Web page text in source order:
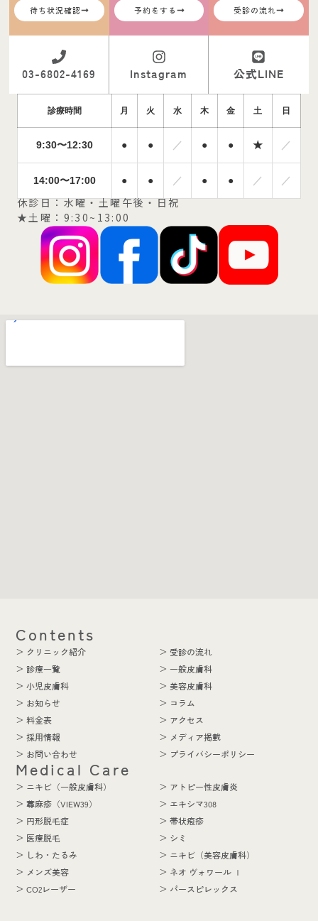
待ち状況確認 予約をする 受診の流れ
03-6802-4169 Instagram 公式LINE
診療時間 月 火 水 木 金 土 日
9:30〜12:30 ● ● ／ ● ● ★ ／
14:00〜17:00 ● ● ／ ● ● ／ ／
休診日：水曜・土曜午後・日祝
★土曜：9:30~13:00
Contents
＞ クリニック紹介
＞ 受診の流れ
＞ 診療一覧
＞ 一般皮膚科
＞ 小児皮膚科
＞ 美容皮膚科
＞ お知らせ
＞ コラム
＞ 料金表
＞ アクセス
＞ 採用情報
＞ メディア掲載
＞ お問い合わせ
＞ プライバシーポリシー
Medical Care
＞ ニキビ（一般皮膚科）
＞ アトピー性皮膚炎
＞ 蕁麻疹（VIEW39）
＞ エキシマ308
＞ 円形脱毛症
＞ 帯状疱疹
＞ 医療脱毛
＞ シミ
＞ しわ・たるみ
＞ ニキビ（美容皮膚科）
＞ メンズ美容
＞ ネオ ヴォワール Ⅰ
＞ CO2レーザー
＞ パースピレックス